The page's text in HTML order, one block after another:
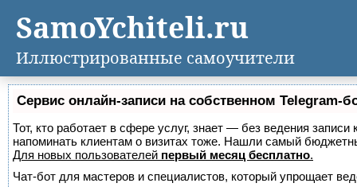
Сервис онлайн-записи на собственном Telegram-
Тот, кто работает в сфере услуг, знает — без ведения
напоминать клиентам о визитах тоже. Нашли самый
Для новых пользователей первый месяц бесплатно.
Чат-бот для мастеров и специалистов, который упрощает
SamoYchiteli.ru
Иллюстрированные самоучители